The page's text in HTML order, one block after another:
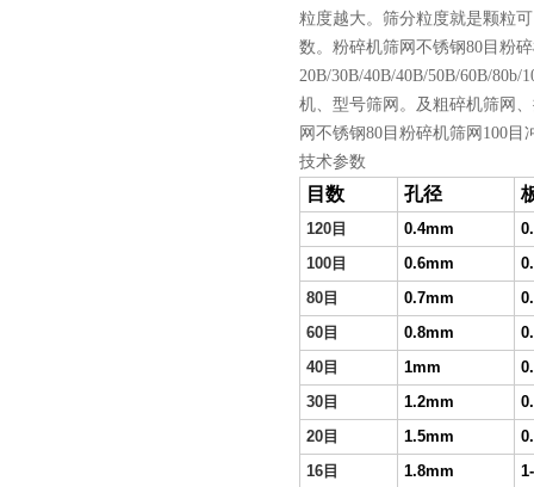
粒度越大。筛分粒度就是颗粒
数。粉碎机筛网不锈钢80目粉
20B/30B/40B/40B/50B/60B/
机、型号筛网。及粗碎机筛网
网不锈钢80目粉碎机筛网100
技术参数
目数 孔径
120 目 0.4mm
100 目 0.6mm
80 目 0.7mm
60 目 0.8mm
40 目 1mm
30 目 1.2mm
20 目 1.5mm
16 目 1.8mm